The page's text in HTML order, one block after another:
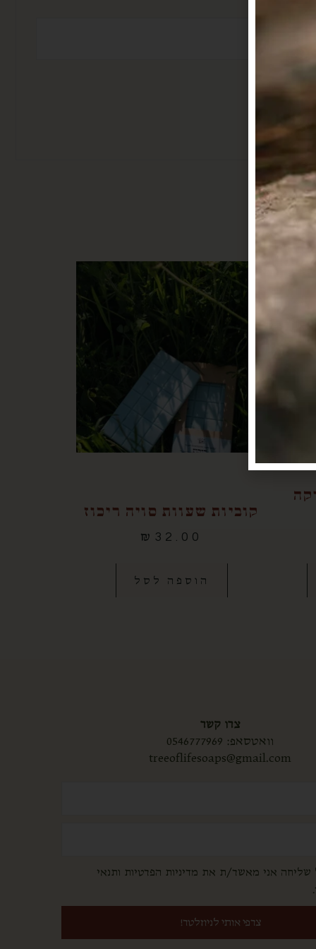
קוביות שעוות סויה ריכוז
₪ 32.00
הוספה לסל
צרו קשר
וואטסאפ: 0546777969
treeoflifesoaps@gmail.com
אני מאשר/ת את מדיניות הפרטיות ותנאי
צרפי אותי לניוזלטר!